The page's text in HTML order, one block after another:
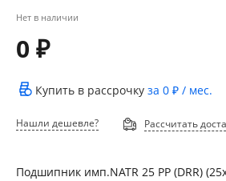
Нет в наличии
0 ₽
Купить в рассрочку за 0 ₽ / мес.
Нашли дешевле? Рассчитать
Подшипник имп.NATR 25 PP (DRR)